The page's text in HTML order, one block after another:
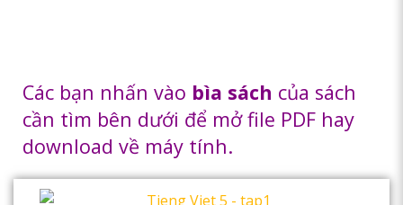
Các bạn nhấn vào bìa sách của sách
cần tìm bên dưới để mở file PDF hay
download về máy tính.